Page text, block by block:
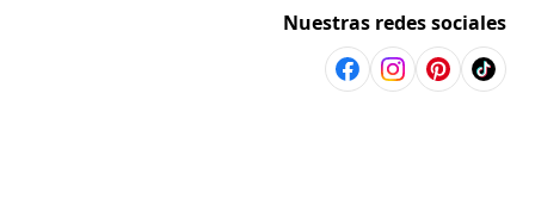
Nuestras redes sociales